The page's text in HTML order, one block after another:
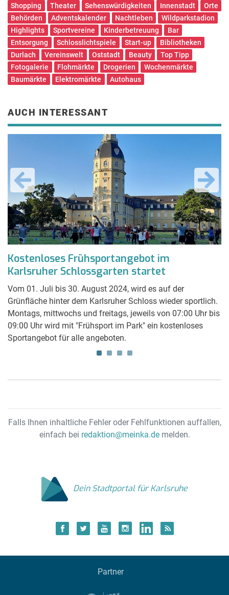
Shopping
Theater Sehenswürdigkeiten Innenstadt
Orte
Behörden
Adventskalender Nachtleben
Wildparkstadion
Highlights
Sportvereine Kinderbetreuung
Bar
Entsorgung
Schlosslichtspiele Start-up
Bibliotheken
Durlach
Vereinswelt Oststadt Beauty
Top Tipp
Fotogalerie
Flohmärkte Drogerien
Wochenmärkte
Baumärkte
Elektromärkte Autohaus
AUCH INTERESSANT
Kostenloses Frühsportangebot im
Karlsruher Schlossgarten startet
Vom 01. Juli bis 30. August 2024, wird es auf der
Grünfläche hinter dem Karlsruher Schloss wieder sportlich.
Montags, mittwochs und freitags, jeweils von 07:00 Uhr bis
09:00 Uhr wird mit "Frühsport im Park" ein kostenloses
Sportangebot für alle angeboten.
Falls Ihnen inhaltliche Fehler oder Fehlfunktionen auffallen,
einfach bei redaktion@meinka.demelden.
Dein Stadtportal für Karlsruhe
Partner